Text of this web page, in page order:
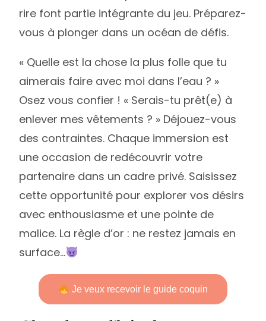
rire font partie intégrante du jeu. Préparez-
vous à plonger dans un océan de défis.
« Quelle est la chose la plus folle que tu
aimerais faire avec moi dans l’eau ? »
Osez vous confier ! « Serais-tu prêt(e) à
enlever mes vêtements ? » Déjouez-vous
des contraintes. Chaque immersion est
une occasion de redécouvrir votre
partenaire dans un cadre privé. Saisissez
cette opportunité pour explorer vos désirs
avec enthousiasme et une pointe de
malice. La règle d’or : ne restez jamais en
surface…
Je veux recevoir le guide coquin